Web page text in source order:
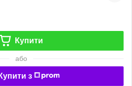
Купити
або
Купити з